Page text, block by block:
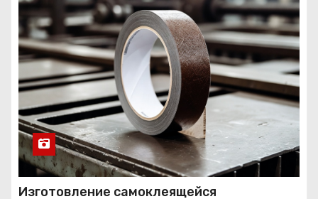
Изготовление самоклеящейся